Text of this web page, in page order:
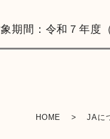
０２５年３
HOME > JAに